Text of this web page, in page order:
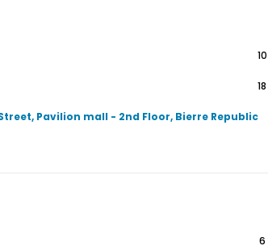
10
18
Pavilion mall - 2nd Floor, Bierre Republic
6